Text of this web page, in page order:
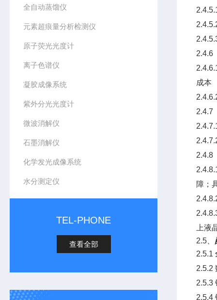
全自动蒸馏仪
元素超痕量分析检测仪
原子荧光光度计
离子色谱仪
凝胶成像系统
紫外分光光度计
微波消解仪
石墨消解仪
化学发光成像系统
水分测定仪
TEL-PHONE
查看全部
2.4.6
成本
2.4.7
2.4.8
障；
上液
2.5、
2.5.1
2.5.2
2.5.3
2.5.4